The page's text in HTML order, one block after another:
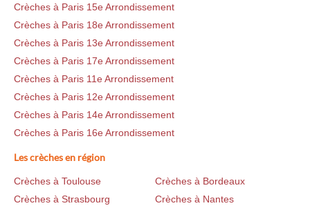
Crèches à Paris 15e Arrondissement
Crèches à Paris 18e Arrondissement
Crèches à Paris 13e Arrondissement
Crèches à Paris 17e Arrondissement
Crèches à Paris 11e Arrondissement
Crèches à Paris 12e Arrondissement
Crèches à Paris 14e Arrondissement
Crèches à Paris 16e Arrondissement
Les crèches en région
Crèches à Toulouse
Crèches à Bordeaux
Crèches à Strasbourg
Crèches à Nantes